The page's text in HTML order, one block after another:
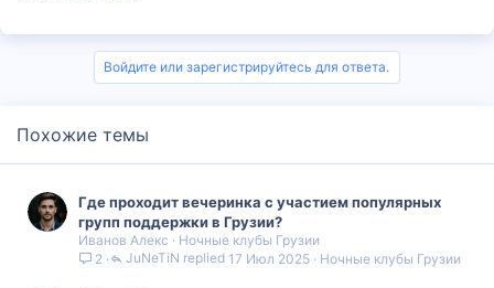
Войдите или зарегистрируйтесь для ответа.
Похожие темы
Где проходит вечеринка с участием популярных
групп поддержки в Грузии?
Иванов Алекс
Ночные клубы Грузии
2
Ночные клубы Грузии
17 Июл 2025
JuNeTiN